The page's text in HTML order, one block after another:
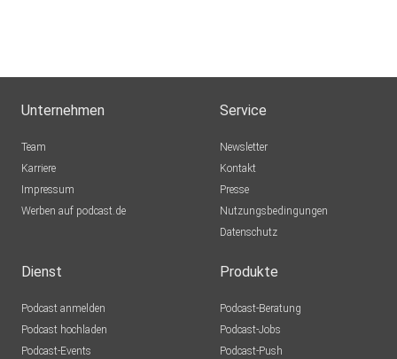
Unternehmen
Team
Karriere
Impressum
Werben auf podcast.de
Service
Newsletter
Kontakt
Presse
Nutzungsbedingungen
Datenschutz
Dienst
Podcast anmelden
Podcast hochladen
Podcast-Events
Produkte
Podcast-Beratung
Podcast-Jobs
Podcast-Push